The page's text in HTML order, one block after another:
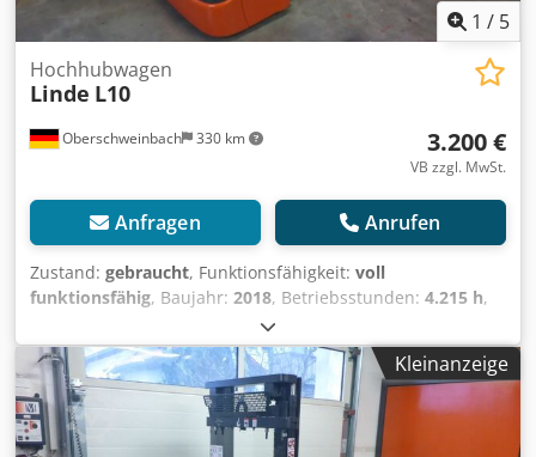
1 / 5
Oberschweinbach 330 km
Hochhubwagen
Linde L10
3.200 €
VB zzgl. MwSt.
Anfragen Anrufen
Zustand: gebraucht, Funktionsfähigkeit: voll
funktionsfähig, Baujahr: 2018, Betriebsstunden: 4.215 h,
, Hubhöhe:1.462 mm
elektrisch, Masttyp:Simplex, Bauhöhe:1.940 mm,
Antriebsart:Elektro, Hochhubwagen Masttyp: Mono
Zustand: Einsatzbereit und voll funktionsfähig Zustand
Technisch: gut Cedpfxsvizxhe Abxorf
Kleinanzeige